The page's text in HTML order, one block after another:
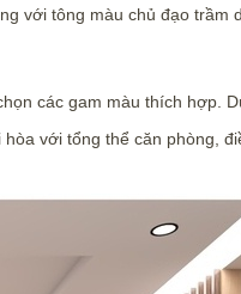
với tông màu chủ đạo trầm
các gam màu thích hợp.
với tổng thể căn phòng,